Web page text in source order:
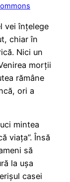
vei înțelege
chiar în
Nici un
morții
rămâne
ori a
mintea
viața”. Însă
să
la ușa
casei